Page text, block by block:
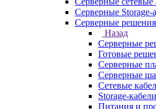
Серверные Storage-
Серверные решения
Назад
Серверные
Готовые
Серверные
Серверные
Сетевые
Storage-кабели
Питания и